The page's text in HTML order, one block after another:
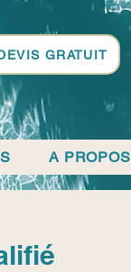
A PROPOS
GRATUIT